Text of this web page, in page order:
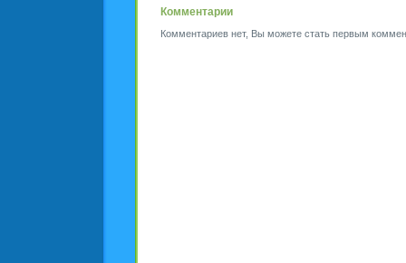
Комментарии
Комментариев нет, Вы можете стать первым